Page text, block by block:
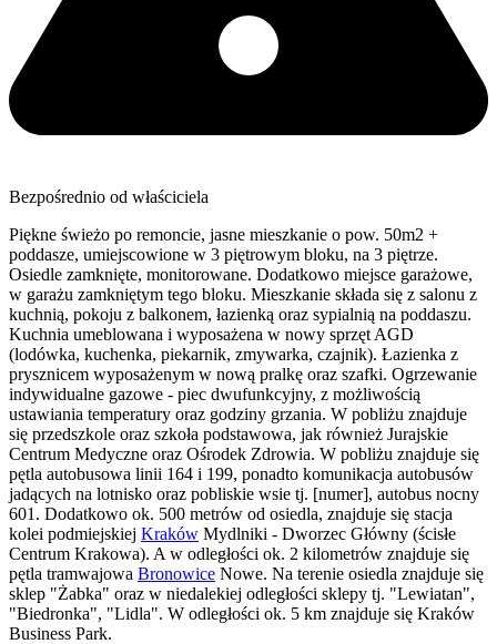
Bezpośrednio od właściciela
Piękne świeżo po remoncie, jasne mieszkanie o pow. 50m2 +
poddasze, umiejscowione w 3 piętrowym bloku, na 3 piętrze.
Osiedle zamknięte, monitorowane. Dodatkowo miejsce garażowe,
w garażu zamkniętym tego bloku. Mieszkanie składa się z salonu z
kuchnią, pokoju z balkonem, łazienką oraz sypialnią na poddaszu.
Kuchnia umeblowana i wyposażena w nowy sprzęt AGD
(lodówka, kuchenka, piekarnik, zmywarka, czajnik). Łazienka z
prysznicem wyposażenym w nową pralkę oraz szafki. Ogrzewanie
indywidualne gazowe - piec dwufunkcyjny, z możliwością
ustawiania temperatury oraz godziny grzania. W pobliżu znajduje
się przedszkole oraz szkoła podstawowa, jak również Jurajskie
Centrum Medyczne oraz Ośrodek Zdrowia. W pobliżu znajduje się
pętla autobusowa linii 164 i 199, ponadto komunikacja autobusów
jadących na lotnisko oraz pobliskie wsie tj. [numer], autobus nocny
601. Dodatkowo ok. 500 metrów od osiedla, znajduje się stacja
kolei podmiejskiej Kraków Mydlniki - Dworzec Główny (ścisłe
Centrum Krakowa). A w odległości ok. 2 kilometrów znajduje się
pętla tramwajowa Bronowice Nowe. Na terenie osiedla znajduje się
sklep "Żabka" oraz w niedalekiej odległości sklepy tj. "Lewiatan",
"Biedronka", "Lidla". W odległości ok. 5 km znajduje się Kraków
Business Park.